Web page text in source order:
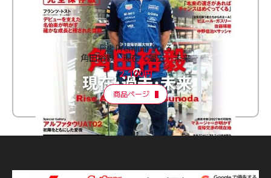
F速 Premium Vol.3
角田裕毅 現在・過去・未来
2,100円
商品ページ